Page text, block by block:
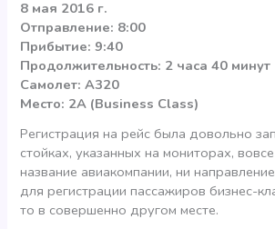
8 мая 2016 г.
Отправление: 8:00
Прибытие: 9:40
Продолжительность: 2 часа 40 минут
Самолет: A320
Место: 2А (Business Class)
Регистрация на рейс была довольно
стойках, указанных на мониторах,
название авиакомпании, ни
для регистрации пассажиров бизнес-
то в совершенно другом месте.